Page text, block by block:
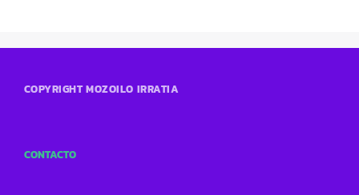
COPYRIGHT MOZOILO IRRATIA
CONTACTO